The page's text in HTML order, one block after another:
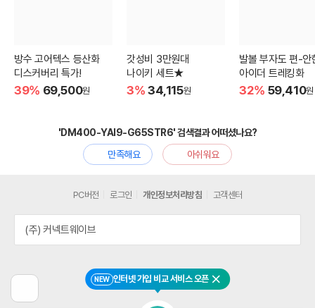
방수 고어텍스 등산화
디스커버리 특가!
39% 69,500원
갓성비 3만원대
나이키 세트★
3% 34,115원
발볼 부자도 편-안
아이더 트레킹화
32% 59,410원
'DM400-YAI9-G65STR6' 검색결과 어떠셨나요?
만족해요
아쉬워요
전
NEW 인터넷 가입 비교 서비스 오픈 닫기
PC버전 로그인 개인정보처리방침 고객센터
(주) 커넥트웨이브